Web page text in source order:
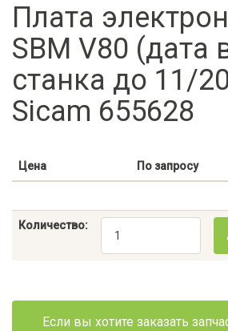
Плата
SBM V80 (дата
станка до 11/
Sicam 655628
Цена По запросу
Количество:
Если вы хотите заказать